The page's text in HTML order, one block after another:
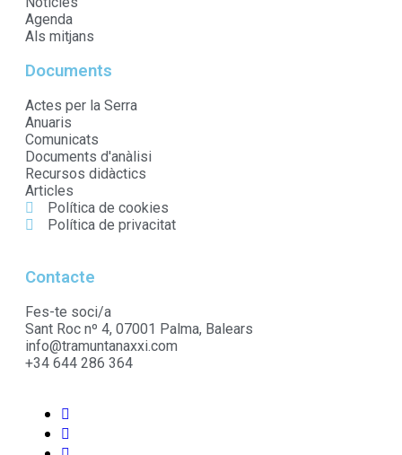
Agenda
Als mitjans
Documents
Actes per la Serra
Anuaris
Comunicats
Documents d'anàlisi
Recursos didàctics
Articles
Política de cookies
Política de privacitat
Contacte
Fes-te soci/a
Sant Roc nº 4, 07001 Palma, Balears
info@tramuntanaxxi.com
+34 644 286 364